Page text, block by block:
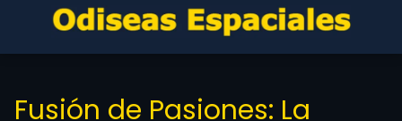
Fusión de Pasiones: La